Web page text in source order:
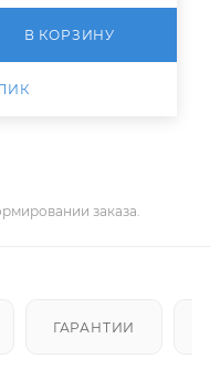
В КОРЗИНУ
заказа.
ГАРАНТИИ